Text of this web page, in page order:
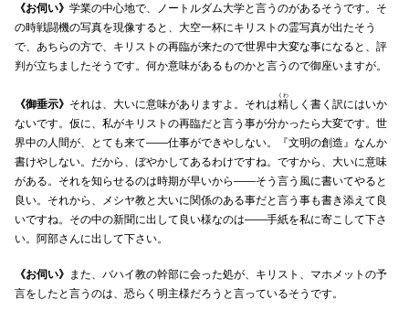
《お伺い》 学業の中心地で、ノートルダム大学と言うのがあるそうです。そ
の時戦闘機の写真を現像すると、大空一杯にキリストの霊写真が出たそう
で、あちらの方で、キリストの再臨が来たので世界中大変な事になると、評
判が立ちましたそうです。何か意味があるものかと言うので御座いますが。
《御垂示》 それは、大いに意味がありますよ。それは精
くわ
しく書く訳にはいか
ないです。仮に、私がキリストの再臨だと言う事が分かったら大変です。世
界中の人間が、とても来て――仕事ができやしない。『文明の創造』なんか
書けやしない。だから、ぼやかしてあるわけですね。ですから、大いに意味
がある。それを知らせるのは時期が早いから――そう言う風に書いてやると
良い。それから、メシヤ教と大いに関係のある事だと言う事も書き添えて良
いですね。その中の新聞に出して良い様なのは――手紙を私に寄こして下さ
い。阿部さんに出して下さい。
《お伺い》 また、バハイ教の幹部に会った処が、キリスト、マホメットの予
言をしたと言うのは、恐らく明主様だろうと言っているそうです。